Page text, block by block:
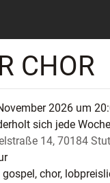
CHOR
2026 um
sich jede Woche
14, 70184
gospel, chor,